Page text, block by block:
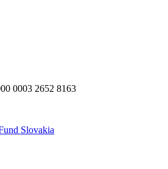
0003 2652 8163
Slovakia